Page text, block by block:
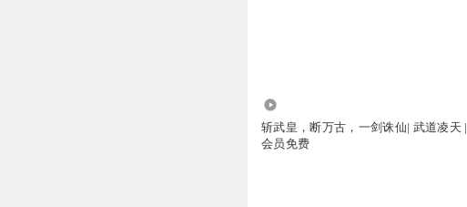
斩武皇，断万古，一剑诛仙| 武道凌天 |
会员免费